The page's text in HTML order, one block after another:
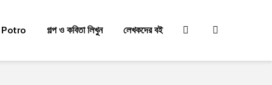
গল্প ও কবিতা লিখুন লেখকদের বই